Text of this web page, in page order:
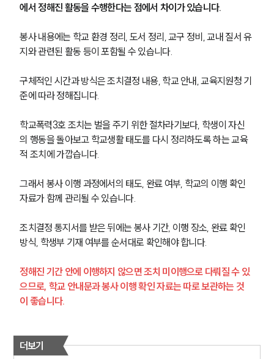
에서 정해진 활동을 수행한다는 점에서 차이가 있습니다.
봉사 내용에는 학교 환경 정리, 도서 정리, 교구 정비, 교내 질서 유
지와 관련된 활동 등이 포함될 수 있습니다.
구체적인 시간과 방식은 조치결정 내용, 학교 안내, 교육지원청 기
준에 따라 정해집니다.
학교폭력3호 조치는 벌을 주기 위한 절차라기보다, 학생이 자신
의 행동을 돌아보고 학교생활 태도를 다시 정리하도록 하는 교육
적 조치에 가깝습니다.
그래서 봉사 이행 과정에서의 태도, 완료 여부, 학교의 이행 확인
자료가 함께 관리될 수 있습니다.
조치결정 통지서를 받은 뒤에는 봉사 기간, 이행 장소, 완료 확인
방식, 학생부 기재 여부를 순서대로 확인해야 합니다.
정해진 기간 안에 이행하지 않으면 조치 미이행으로 다뤄질 수 있
으므로, 학교 안내문과 봉사 이행 확인 자료는 따로 보관하는 것
이 좋습니다.
더보기